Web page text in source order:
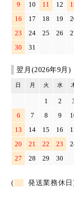
9
10 11 12
16
17 18 19
23
24 25 26
30
31
翌月(2026年9月)
日 月 火 水
1 2
6
7 8 9
13
14 15 16
20
21 22 23
27
28 29 30
( 発送業務休日